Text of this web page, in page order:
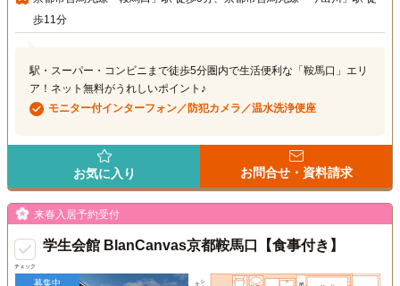
歩11分
駅・スーパー・コンビニまで徒歩5分圏内で生活便利な「鞍馬口」エリ
ア！ネット無料がうれしいポイント♪
モニター付インターフォン／防犯カメラ／温水洗浄便座
お気に入り お問合せ・資料請求
チェック
来春入居予約受付
学生会館 BlanCanvas京都鞍馬口【食事付き】
募集中